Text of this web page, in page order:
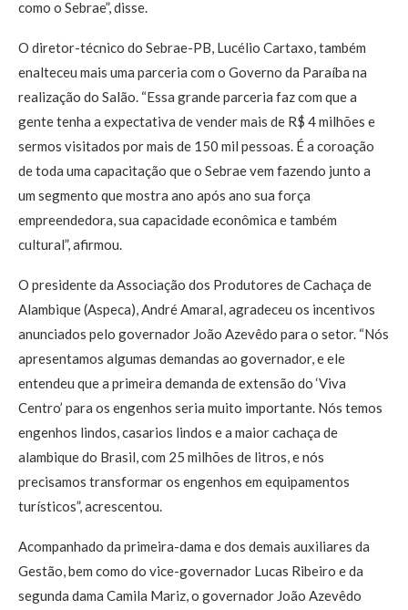
como o Sebrae”, disse.
O diretor-técnico do Sebrae-PB, Lucélio Cartaxo, também
enalteceu mais uma parceria com o Governo da Paraíba na
realização do Salão. “Essa grande parceria faz com que a
gente tenha a expectativa de vender mais de R$ 4 milhões e
sermos visitados por mais de 150 mil pessoas. É a coroação
de toda uma capacitação que o Sebrae vem fazendo junto a
um segmento que mostra ano após ano sua força
empreendedora, sua capacidade econômica e também
cultural”, afirmou.
O presidente da Associação dos Produtores de Cachaça de
Alambique (Aspeca), André Amaral, agradeceu os incentivos
anunciados pelo governador João Azevêdo para o setor. “Nós
apresentamos algumas demandas ao governador, e ele
entendeu que a primeira demanda de extensão do ‘Viva
Centro’ para os engenhos seria muito importante. Nós temos
engenhos lindos, casarios lindos e a maior cachaça de
alambique do Brasil, com 25 milhões de litros, e nós
precisamos transformar os engenhos em equipamentos
turísticos”, acrescentou.
Acompanhado da primeira-dama e dos demais auxiliares da
Gestão, bem como do vice-governador Lucas Ribeiro e da
segunda dama Camila Mariz, o governador João Azevêdo